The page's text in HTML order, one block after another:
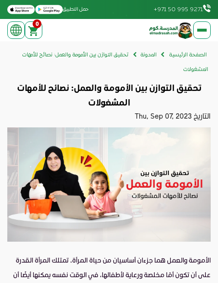
Download on the Apple App Store
Get it on Google Play
حمل التطبيق +971 50 995 9271
elmadrasah.com home
0
الصفحة الرئيسية المدونة تحقيق التوازن بين الأمومة والعمل: نصائح للأمهات
المشغولات
تحقيق التوازن بين الأمومة والعمل: نصائح للأمهات
المشغولات
التاريخ Thu, Sep 07, 2023
الأمومة والعمل هما جزءان أساسيان من حياة المرأة. تمتلك المرأة القدرة
على أن تكون أمًا مخلصة ورعاية لأطفالها، في الوقت نفسه يمكنها أيضًا أن